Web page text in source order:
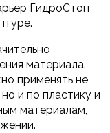
ГидроСтоп
материала.
применять не
и по пластику и
материалам,